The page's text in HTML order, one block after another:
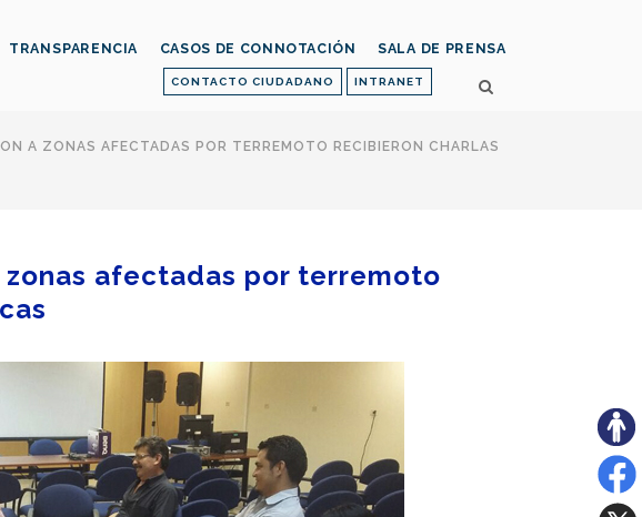
CONTACTO CIUDADANO INTRANET
TRANSPARENCIA CASOS DE CONNOTACIÓN SALA DE PRENSA
A ZONAS AFECTADAS POR TERREMOTO RECIBIERON CHARLAS
afectadas por terremoto